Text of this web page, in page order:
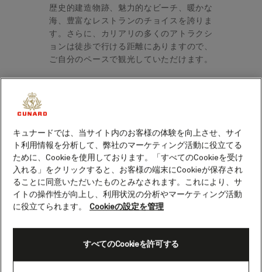
歴史的建造物跡、魅力的なビーチ、暖かな
海、豊富なレストランのチョイスを誇りま
す。さらに、カリアリの多くのアトラクシ
ョンは徒歩で行ける距離にありますので、
ご自分のペースで観光していただけます。
のんびりしたライフスタイルを象徴する
街。輝く太陽、驚きの建築物、そして見ど
ころやアクティビティにあふれています。
13世紀に建てられたカリアリ大聖堂の歴史
的な魅力を満喫したり、歴史地区を探訪し
いだり、何をしても楽しいひとときを過ご
せること間違いありません。
キュナードでは、当サイト内のお客様の体験を向上させ、サイ
ト利用情報を分析して、弊社のマーケティング活動に役立てる
ために、Cookieを使用しております。「すべてのCookieを受け
入れる」をクリックすると、お客様の端末にCookieが保存され
ることに同意いただいたものとみなされます。これにより、サ
イトの操作性が向上し、利用状況の分析やマーケティング活動
に役立てられます。
Cookieの設定を管理
すべてのCookieを許可する